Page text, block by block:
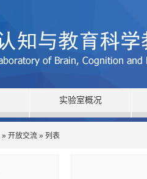
实验室概况
» 开放交流 » 列表